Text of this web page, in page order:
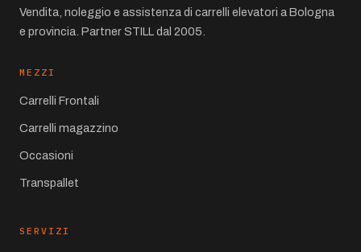
Vendita, noleggio e assistenza di carrelli elevatori a Bologna
e provincia. Partner STILL dal 2005.
MEZZI
Carrelli Frontali
Carrelli magazzino
Occasioni
Transpallet
SERVIZI